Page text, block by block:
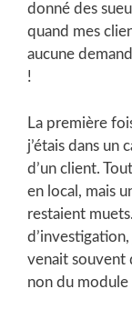
donné des
quand mes
aucune
!
La première
j’étais dans un
d’un client.
en local, mais
restaient
venait souvent
non du